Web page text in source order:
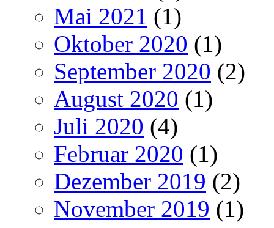
Mai 2021 (1)
Oktober 2020 (1)
September 2020 (2)
August 2020 (1)
Juli 2020 (4)
Februar 2020 (1)
Dezember 2019 (2)
November 2019 (1)